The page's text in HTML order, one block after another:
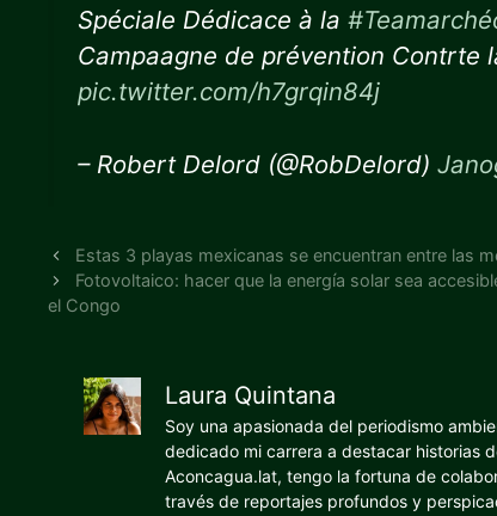
Spéciale Dédicace à la
Campaagne de prévention Contrte
pic.twitter.com/h7grqin84j
– Robert Delord (@RobDelord)
Estas 3 playas mexicanas se encuentran entre las
Fotovoltaico: hacer que la energía solar sea
el Congo
Laura Quintana
Soy una apasionada del periodismo
dedicado mi carrera a destacar historias
Aconcagua.lat, tengo la fortuna de
través de reportajes profundos y